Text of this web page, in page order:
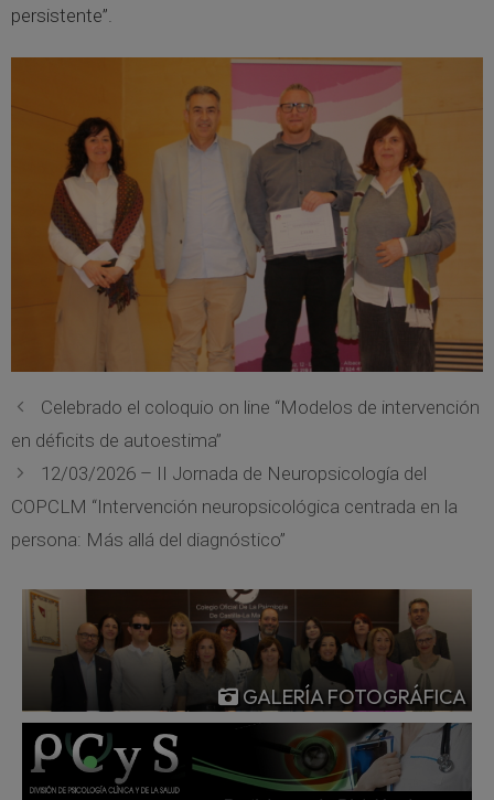
persistente”.
Celebrado el coloquio on line “Modelos de intervención
en déficits de autoestima”
12/03/2026 – II Jornada de Neuropsicología del
COPCLM “Intervención neuropsicológica centrada en la
persona: Más allá del diagnóstico”
GALERÍA FOTOGRÁFICA